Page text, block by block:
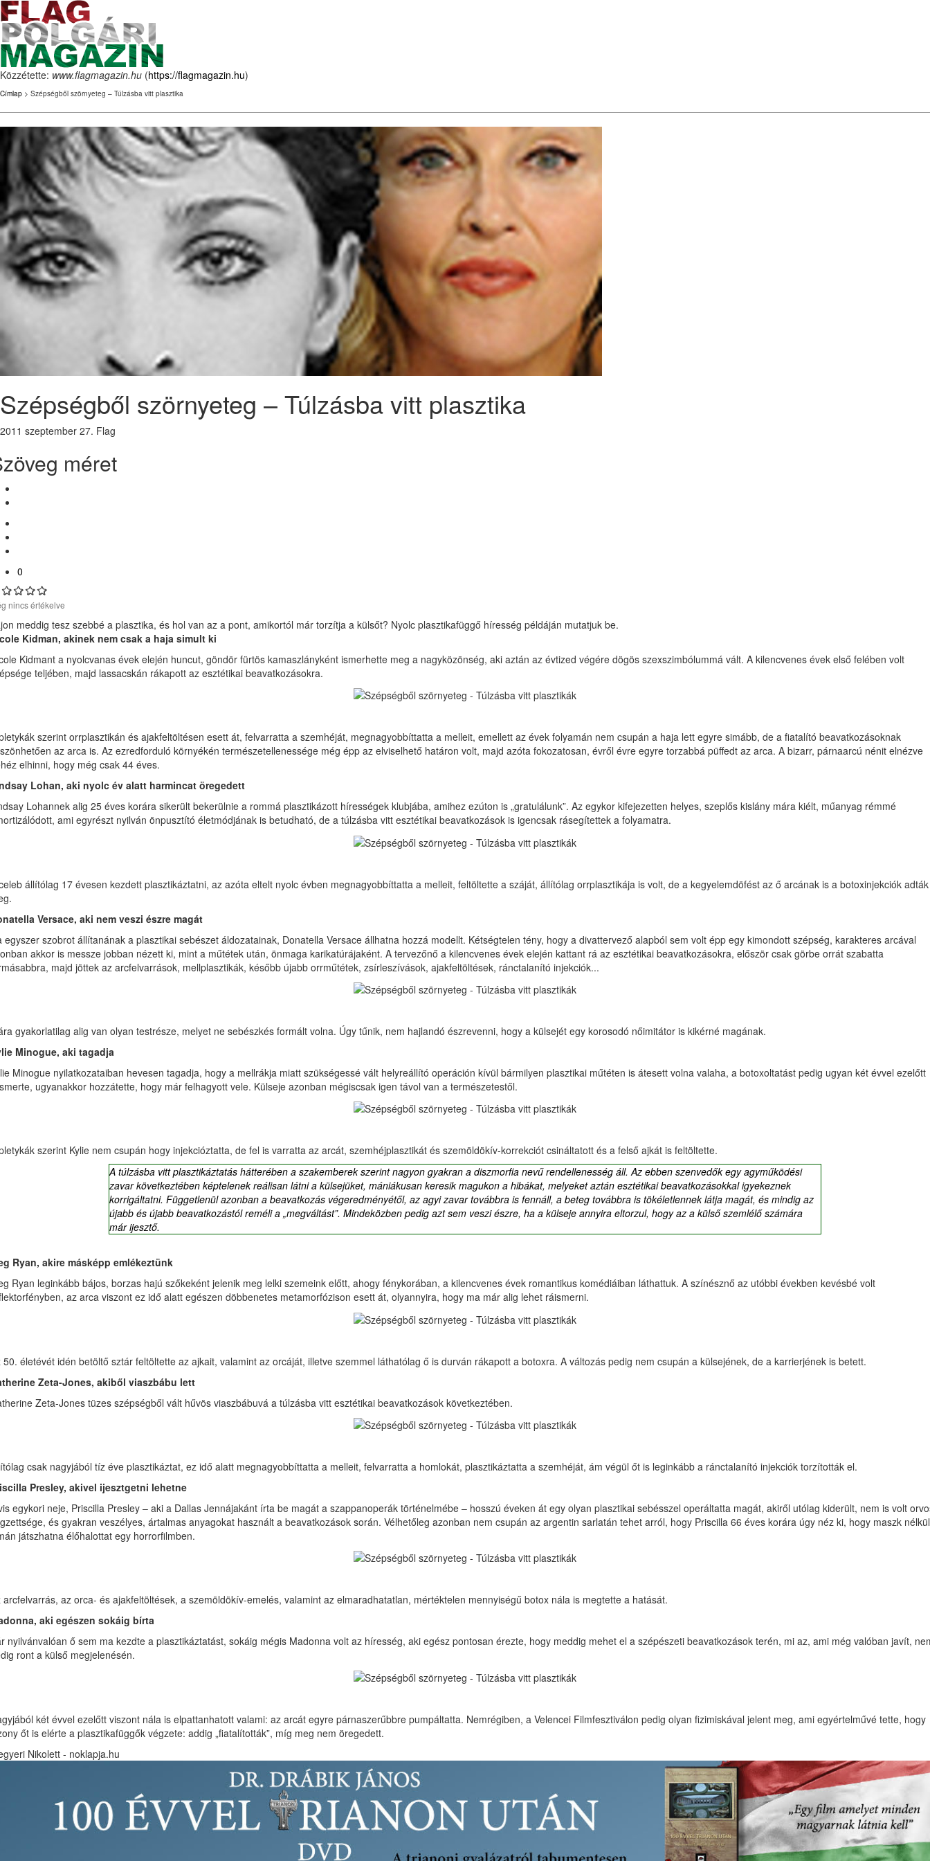
Közzétette: www.flagmagazin.hu (https://flagmagazin.hu)
Címlap > Szépségből szörnyeteg – Túlzásba vitt plasztika
Szépségből szörnyeteg – Túlzásba vitt plasztika
2011 szeptember 27. Flag
méret
0
nincs értékelve
meddig tesz szebbé a plasztika, és hol van az a pont, amikortól már torzítja a külsőt? Nyolc plasztikafüggő híresség példáján mutatjuk be.
Kidman, akinek nem csak a haja simult ki
Kidmant a nyolcvanas évek elején huncut, göndör fürtös kamaszlányként ismerhette meg a nagyközönség, aki aztán az évtized végére dögös szexszimbólummá vált. A kilencvenes évek első felében volt
teljében, majd lassacskán rákapott az esztétikai beavatkozásokra.
szerint orrplasztikán és ajakfeltöltésen esett át, felvarratta a szemhéját, megnagyobbíttatta a melleit, emellett az évek folyamán nem csupán a haja lett egyre simább, de a fiatalító beavatkozásoknak
az arca is. Az ezredforduló környékén természetellenessége még épp az elviselhető határon volt, majd azóta fokozatosan, évről évre egyre torzabbá püffedt az arca. A bizarr, párnaarcú nénit elnézve
elhinni, hogy még csak 44 éves.
Lohan, aki nyolc év alatt harmincat öregedett
Lohannek alig 25 éves korára sikerült bekerülnie a rommá plasztikázott hírességek klubjába, amihez ezúton is „gratulálunk”. Az egykor kifejezetten helyes, szeplős kislány mára kiélt, műanyag rémmé
ami egyrészt nyilván önpusztító életmódjának is betudható, de a túlzásba vitt esztétikai beavatkozások is igencsak rásegítettek a folyamatra.
állítólag 17 évesen kezdett plasztikáztatni, az azóta eltelt nyolc évben megnagyobbíttatta a melleit, feltöltette a száját, állítólag orrplasztikája is volt, de a kegyelemdöfést az ő arcának is a botoxinjekciók adták
Versace, aki nem veszi észre magát
egyszer szobrot állítanának a plasztikai sebészet áldozatainak, Donatella Versace állhatna hozzá modellt. Kétségtelen tény, hogy a divattervező alapból sem volt épp egy kimondott szépség, karakteres arcával
akkor is messze jobban nézett ki, mint a műtétek után, önmaga karikatúrájaként. A tervezőnő a kilencvenes évek elején kattant rá az esztétikai beavatkozásokra, először csak görbe orrát szabatta
majd jöttek az arcfelvarrások, mellplasztikák, később újabb orrműtétek, zsírleszívások, ajakfeltöltések, ránctalanító injekciók...
gyakorlatilag alig van olyan testrésze, melyet ne sebészkés formált volna. Úgy tűnik, nem hajlandó észrevenni, hogy a külsejét egy korosodó nőimitátor is kikérné magának.
Minogue, aki tagadja
Minogue nyilatkozataiban hevesen tagadja, hogy a mellrákja miatt szükségessé vált helyreállító operáción kívül bármilyen plasztikai műtéten is átesett volna valaha, a botoxoltatást pedig ugyan két évvel ezelőtt
ugyanakkor hozzátette, hogy már felhagyott vele. Külseje azonban mégiscsak igen távol van a természetestől.
szerint Kylie nem csupán hogy injekcióztatta, de fel is varratta az arcát, szemhéjplasztikát és szemöldökív-korrekciót csináltatott és a felső ajkát is feltöltette.
A túlzásba vitt plasztikáztatás hátterében a szakemberek szerint nagyon gyakran a diszmorfia nevű rendellenesség áll. Az ebben szenvedők egy agyműködési
zavar következtében képtelenek reálisan látni a külsejüket, mániákusan keresik magukon a hibákat, melyeket aztán esztétikai beavatkozásokkal igyekeznek
korrigáltatni. Függetlenül azonban a beavatkozás végeredményétől, az agyi zavar továbbra is fennáll, a beteg továbbra is tökéletlennek látja magát, és mindig az
újabb és újabb beavatkozástól reméli a „megváltást”. Mindeközben pedig azt sem veszi észre, ha a külseje annyira eltorzul, hogy az a külső szemlélő számára
már ijesztő.
Ryan, akire másképp emlékeztünk
Ryan leginkább bájos, borzas hajú szőkeként jelenik meg lelki szemeink előtt, ahogy fénykorában, a kilencvenes évek romantikus komédiáiban láthattuk. A színésznő az utóbbi években kevésbé volt
az arca viszont ez idő alatt egészen döbbenetes metamorfózison esett át, olyannyira, hogy ma már alig lehet ráismerni.
50. életévét idén betöltő sztár feltöltette az ajkait, valamint az orcáját, illetve szemmel láthatólag ő is durván rákapott a botoxra. A változás pedig nem csupán a külsejének, de a karrierjének is betett.
Zeta-Jones, akiből viaszbábu lett
Zeta-Jones tüzes szépségből vált hűvös viaszbábuvá a túlzásba vitt esztétikai beavatkozások következtében.
csak nagyjából tíz éve plasztikáztat, ez idő alatt megnagyobbíttatta a melleit, felvarratta a homlokát, plasztikáztatta a szemhéját, ám végül őt is leginkább a ránctalanító injekciók torzították el.
Presley, akivel ijesztgetni lehetne
egykori neje, Priscilla Presley – aki a Dallas Jennájakánt írta be magát a szappanoperák történelmébe – hosszú éveken át egy olyan plasztikai sebésszel operáltatta magát, akiről utólag kiderült, nem is volt
és gyakran veszélyes, ártalmas anyagokat használt a beavatkozások során. Vélhetőleg azonban nem csupán az argentin sarlatán tehet arról, hogy Priscilla 66 éves korára úgy néz ki, hogy maszk
játszhatna élőhalottat egy horrorfilmben.
arcfelvarrás, az orca- és ajakfeltöltések, a szemöldökív-emelés, valamint az elmaradhatatlan, mértéktelen mennyiségű botox nála is megtette a hatását.
aki egészen sokáig bírta
nyilvánvalóan ő sem ma kezdte a plasztikáztatást, sokáig mégis Madonna volt az híresség, aki egész pontosan érezte, hogy meddig mehet el a szépészeti beavatkozások terén, mi az, ami még valóban javít,
ront a külső megjelenésén.
két évvel ezelőtt viszont nála is elpattanhatott valami: az arcát egyre párnaszerűbbre pumpáltatta. Nemrégiben, a Velencei Filmfesztiválon pedig olyan fizimiskával jelent meg, ami egyértelművé tette, hogy
őt is elérte a plasztikafüggők végzete: addig „fiatalították”, míg meg nem öregedett.
Nikolett - noklapja.hu